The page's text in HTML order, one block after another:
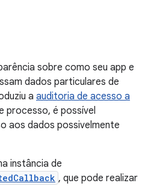
sobre como seu app e
dados particulares de
a auditoria de acesso a
processo, é possível
aos dados possivelmente
instância de
, que pode realizar